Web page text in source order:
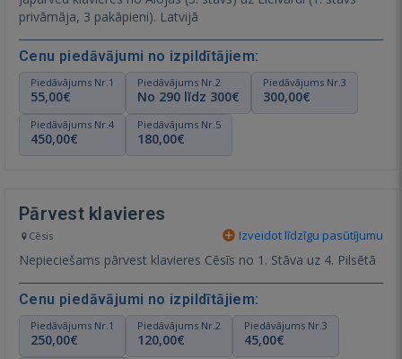
privāmāja, 3 pakāpieni). Latvijā
Cenu piedāvājumi no izpildītājiem:
Piedāvājums Nr.1
55,00€
Piedāvājums Nr.2
No 290 līdz 300€
Piedāvājums Nr.3
300,00€
Piedāvājums Nr.4
450,00€
Piedāvājums Nr.5
180,00€
Pārvest klavieres
Cēsis Izveidot līdzīgu pasūtījumu
Nepieciešams pārvest klavieres Cēsīs no 1. Stāva uz 4. Pilsētā
Cenu piedāvājumi no izpildītājiem:
Piedāvājums Nr.1
250,00€
Piedāvājums Nr.2
120,00€
Piedāvājums Nr.3
45,00€